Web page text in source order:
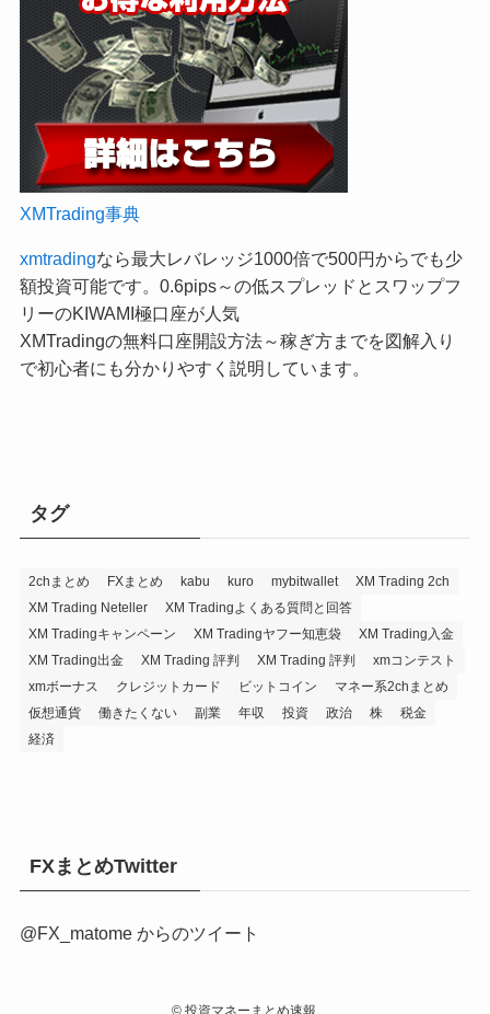
XMTrading事典
xmtradingなら最大レバレッジ1000倍で500円からでも少
額投資可能です。0.6pips～の低スプレッドとスワップフ
リーのKIWAMI極口座が人気
XMTradingの無料口座開設方法～稼ぎ方までを図解入り
で初心者にも分かりやすく説明しています。
タグ
2chまとめ FXまとめ kabu kuro mybitwallet
XM Trading 2ch
XM Trading Neteller
XM Tradingよくある質問と回答
XM Tradingキャンペーン
XM Tradingヤフー知恵袋
XM Trading入金
XM Trading出金
XM Trading 評判 XM Trading 評判
xmコンテスト
xmボーナス
クレジットカード ビットコイン
マネー系2chまとめ
仮想通貨
働きたくない 副業 年収 投資 政治 株
税金
経済
FXまとめTwitter
@FX_matome からのツイート
©投資マネーまとめ速報.